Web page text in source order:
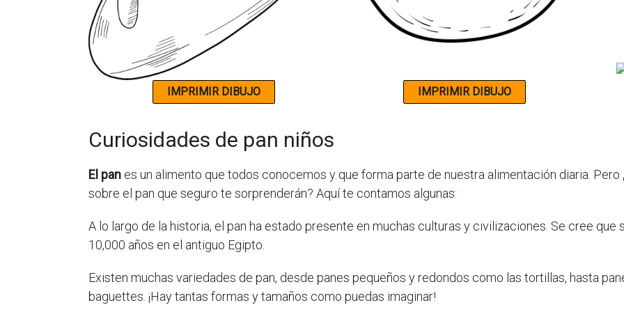
Curiosidades de pan niños
El pan es un alimento que todos conocemos y que forma parte de nuestra alimentación diaria.
sobre el pan que seguro te sorprenderán? Aquí te contamos algunas:
A lo largo de la historia, el pan ha estado presente en muchas culturas y civilizaciones. Se cree que
10,000 años en el antiguo Egipto.
Existen muchas variedades de pan, desde panes pequeños y redondos como las tortillas, hasta
baguettes. ¡Hay tantas formas y tamaños como puedas imaginar!